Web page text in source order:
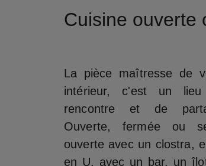
Cuisine ouverte
La pièce maîtresse de
intérieur, c'est un
rencontre et de
Ouverte, fermée ou
ouverte avec un clostra,
en U, avec un bar, un